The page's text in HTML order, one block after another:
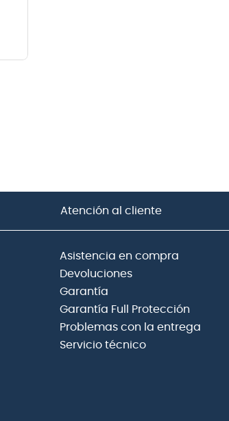
Atención al cliente
Asistencia en compra
Devoluciones
Garantía
Garantía Full Protección
Problemas con la entrega
Servicio técnico